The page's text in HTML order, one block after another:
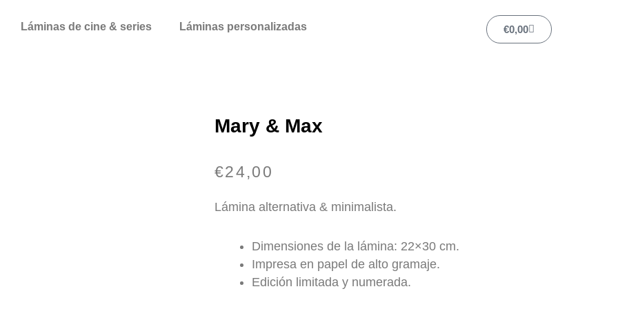
Láminas de cine & series Láminas personalizadas €0,00Carrito
Mary & Max
€24,00
Lámina alternativa & minimalista.
Dimensiones de la lámina: 22×30 cm.
Impresa en papel de alto gramaje.
Edición limitada y numerada.